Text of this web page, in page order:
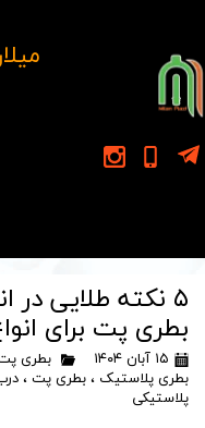
۵ نکته طلایی
بطری پت برای
۱۵ آبان ۱۴۰۴ بطری
بطری پلاستیک ، بطری پت ،
پلاستیکی